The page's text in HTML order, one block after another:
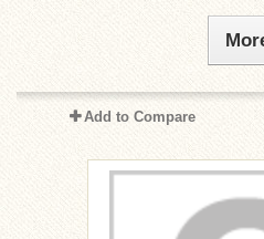
Add to Compare